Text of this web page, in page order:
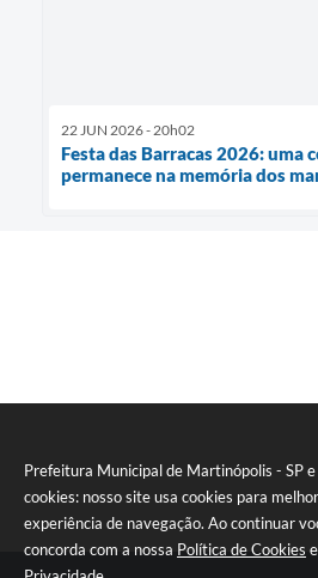
Prefeitura Municipal de Martinópolis - SP e
cookies: nosso site usa cookies para
experiência de navegação. Ao continuar
concorda com a nossa Política de Cookies e
22 JUN 2026 - 20h02
Festa das Barracas 2026: uma
permanece na memória dos